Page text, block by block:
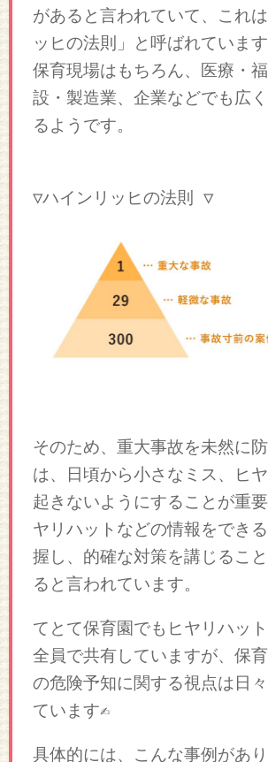
があると言われていて、これ
ッヒの法則」と呼ばれています
保育現場はもちろん、医療・
設・製造業、企業などでも広
るようです。
▽ハインリッヒの法則 ▽
そのため、重大事故を未然に
は、日頃から小さなミス、ヒ
起きないようにすることが重
ヤリハットなどの情報をでき
握し、的確な対策を講じるこ
ると言われています。
てとて保育園でもヒヤリハッ
全員で共有していますが、保
の危険予知に関する視点は日
ています✍
具体的には、こんな事例があり